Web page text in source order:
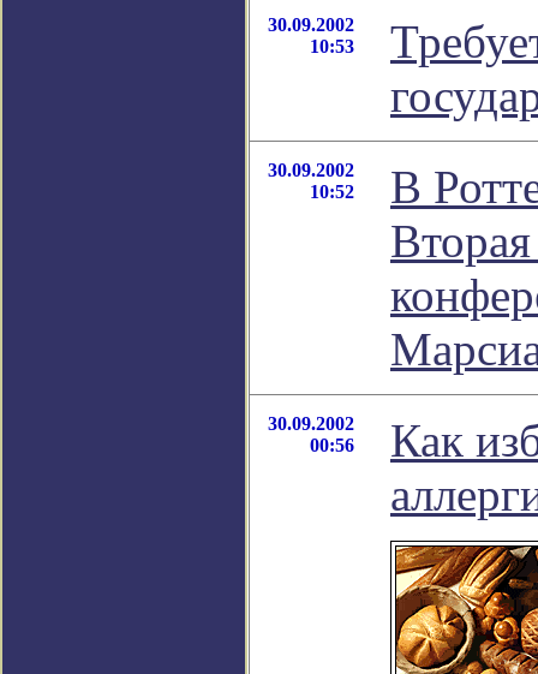
30.09.2002
10:53
30.09.2002
10:52
В
30.09.2002
00:56
Как